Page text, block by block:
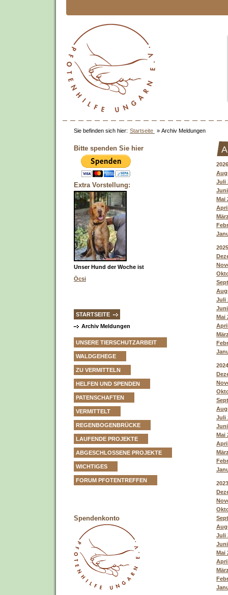
Sie befinden sich hier: Startseite » Archiv Meldungen
Bitte spenden Sie hier
Extra Vorstellung:
Unser Hund der Woche ist
Öcsi
STARTSEITE
Archiv Meldungen
UNSERE TIERSCHUTZARBEIT
WALDGEHEGE
ZU VERMITTELN
HELFEN UND SPENDEN
PATENSCHAFTEN
VERMITTELT
REGENBOGENBRÜCKE
LAUFENDE PROJEKTE
ABGESCHLOSSENE PROJEKTE
WICHTIGES
FORUM PFOTENTREFFEN
Spendenkonto
2026
Juli
Mai
2025
Juli
Mai
2024
Juli
Mai
2023
Juli
Mai